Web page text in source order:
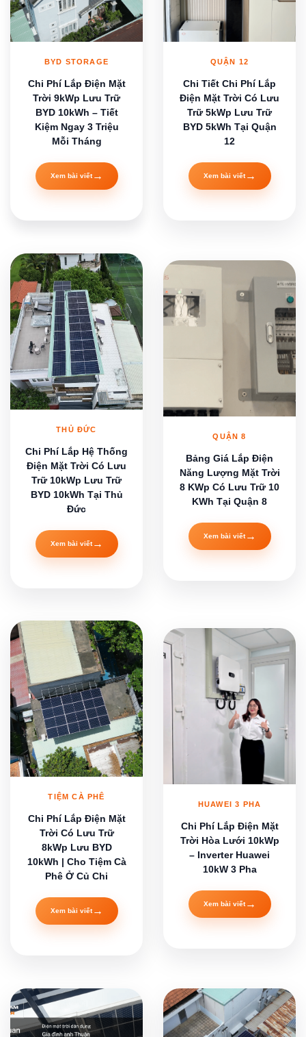
BYD STORAGE
Chi Phí Lắp Điện Mặt
Trời 9kWp Lưu Trữ
BYD 10kWh – Tiết
Kiệm Ngay 3 Triệu
Mỗi Tháng
Xem bài viết→
QUẬN 12
Chi Tiết Chi Phí Lắp
Điện Mặt Trời Có Lưu
Trữ 5kWp Lưu Trữ
BYD 5kWh Tại Quận
12
Xem bài viết→
THỦ ĐỨC
Chi Phí Lắp Hệ Thống
Điện Mặt Trời Có Lưu
Trữ 10kWp Lưu Trữ
BYD 10kWh Tại Thủ
Đức
Xem bài viết→
QUẬN 8
Bảng Giá Lắp Điện
Năng Lượng Mặt Trời
8 KWp Có Lưu Trữ 10
KWh Tại Quận 8
Xem bài viết→
TIỆM CÀ PHÊ
Chi Phí Lắp Điện Mặt
Trời Có Lưu Trữ
8kWp Lưu BYD
10kWh | Cho Tiệm Cà
Phê Ở Củ Chi
Xem bài viết→
HUAWEI 3 PHA
Chi Phí Lắp Điện Mặt
Trời Hòa Lưới 10kWp
– Inverter Huawei
10kW 3 Pha
Xem bài viết→